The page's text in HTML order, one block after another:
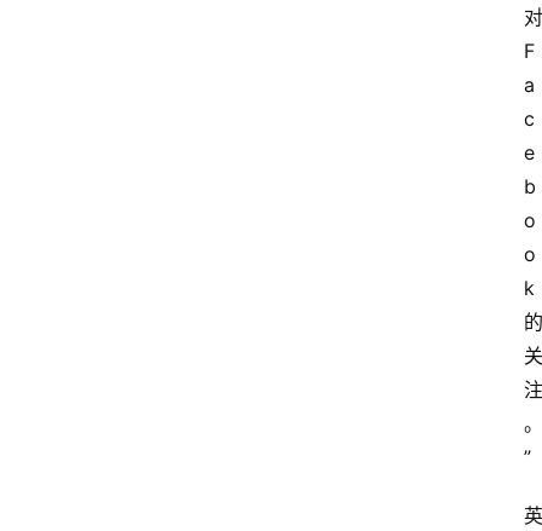
对
F
a
c
e
b
o
o
k
的
关
注
。
”
英